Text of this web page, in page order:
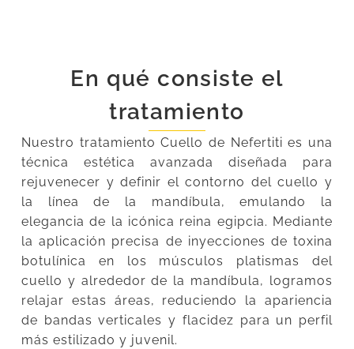
En qué consiste el
tratamiento
Nuestro tratamiento Cuello de Nefertiti es una
técnica estética avanzada diseñada para
rejuvenecer y definir el contorno del cuello y
la línea de la mandíbula, emulando la
elegancia de la icónica reina egipcia. Mediante
la aplicación precisa de inyecciones de toxina
botulínica en los músculos platismas del
cuello y alrededor de la mandíbula, logramos
relajar estas áreas, reduciendo la apariencia
de bandas verticales y flacidez para un perfil
más estilizado y juvenil.